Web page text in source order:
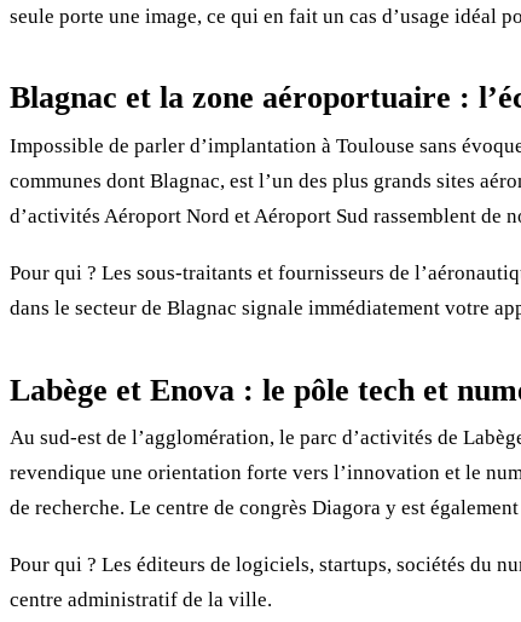
seule porte une image, ce qui en fait un cas d’usage
Blagnac et la zone aéroportuaire :
Impossible de parler d’implantation à Toulouse sans
communes dont Blagnac, est l’un des plus grands sites
d’activités Aéroport Nord et Aéroport Sud rassemblent de
Pour qui ? Les sous-traitants et fournisseurs de
dans le secteur de Blagnac signale immédiatement votre
Labège et Enova : le pôle tech et
Au sud-est de l’agglomération, le parc d’activités de
revendique une orientation forte vers l’innovation et le
de recherche. Le centre de congrès Diagora y est
Pour qui ? Les éditeurs de logiciels, startups, sociétés du
centre administratif de la ville.